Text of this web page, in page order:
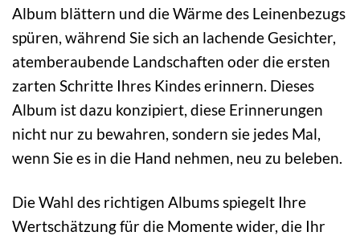
Album blättern und die Wärme des Leinenbezugs
spüren, während Sie sich an lachende Gesichter,
atemberaubende Landschaften oder die ersten
zarten Schritte Ihres Kindes erinnern. Dieses
Album ist dazu konzipiert, diese Erinnerungen
nicht nur zu bewahren, sondern sie jedes Mal,
wenn Sie es in die Hand nehmen, neu zu beleben.
Die Wahl des richtigen Albums spiegelt Ihre
Wertschätzung für die Momente wider, die Ihr